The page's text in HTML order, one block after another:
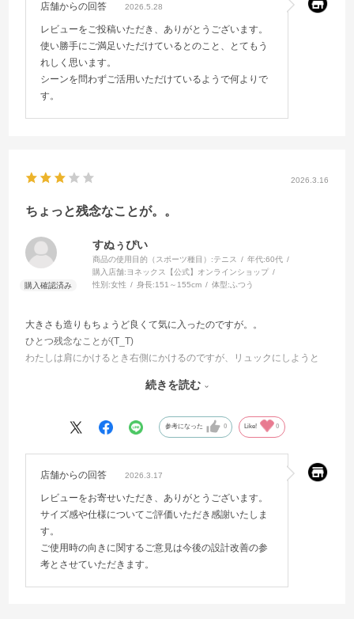
店舗からの回答 2026.5.28
レビューをご投稿いただき、ありがとうございます。
使い勝手にご満足いただけているとのこと、とてもう
れしく思います。
シーンを問わずご活用いただけているようで何よりで
す。
2026.3.16
ちょっと残念なことが。。
すぬぅぴい
商品の使用目的（スポーツ種目）:テニス 年代:60代
購入店舗:ヨネックス【公式】オンラインショップ
性別:女性 身長:151～155cm 体型:ふつう
大きさも造りもちょうど良くて気に入ったのですが。。
ひとつ残念なことが(T_T)
わたしは肩にかけるとき右側にかけるのですが、リュックにしようと
いちいちひっくり返す必要があります。
続きを読む
参考になった 0 Like! 0
店舗からの回答 2026.3.17
レビューをお寄せいただき、ありがとうございます。
サイズ感や仕様についてご評価いただき感謝いたしま
す。
ご使用時の向きに関するご意見は今後の設計改善の参
考とさせていただきます。